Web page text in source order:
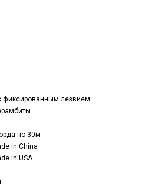
фиксированным лезвием
по 30м
in China
in USA